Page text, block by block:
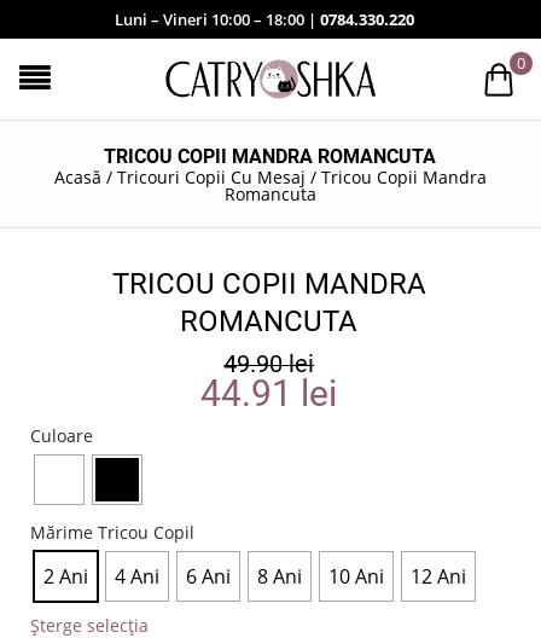
Luni – Vineri 10:00 – 18:00 | 0784.330.220
0
TRICOU COPII MANDRA ROMANCUTA
Acasă / Tricouri Copii Cu Mesaj / Tricou Copii Mandra
Romancuta
TRICOU COPII MANDRA
ROMANCUTA
49.90lei
44.91 lei
Culoare
Mărime Tricou Copil
2 Ani 4 Ani 6 Ani 8 Ani 10 Ani 12 Ani
Șterge selecția